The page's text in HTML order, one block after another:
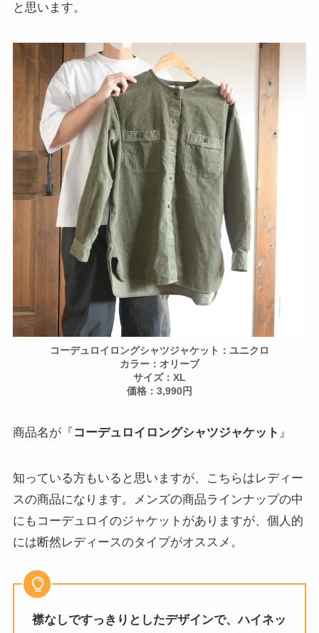
と思います。
コーデュロイロングシャツジャケット：ユニクロ
カラー：オリーブ
サイズ：XL
価格：3,990円
商品名が『 コーデュロイロングシャツジャケット 』
知っている方もいると思いますが、こちらはレディー
スの商品になります。メンズの商品ラインナップの中
にもコーデュロイのジャケットがありますが、個人的
には断然レディースのタイプがオススメ。
襟なしですっきりとしたデザインで、ハイネッ